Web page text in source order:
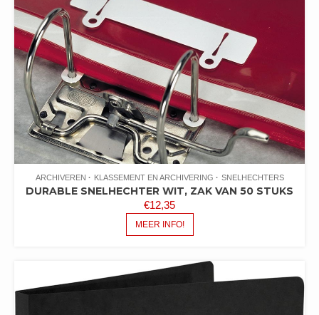
ARCHIVEREN KLASSEMENT EN ARCHIVERING SNELHECHTERS
DURABLE SNELHECHTER WIT, ZAK VAN 50 STUKS
€12,35
MEER INFO!